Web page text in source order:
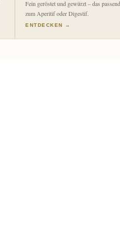
Fein geröstet und gewürzt – das
zum Aperitif oder Digestif.
ENTDECKEN →